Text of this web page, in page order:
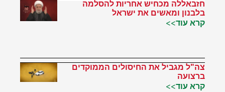
חזבאללה מכחיש אחריות להסלמה
בלבנון ומאשים את ישראל
קרא עוד>>
צה"ל מגביל את החיסולים הממוקדים
ברצועה
קרא עוד>>